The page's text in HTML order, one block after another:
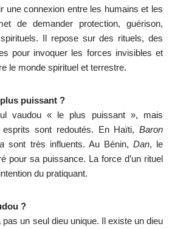
une connexion entre les humains et les
de demander protection, guérison,
Il repose sur des rituels, des
pour invoquer les forces invisibles et
le monde spirituel et terrestre.
puissant ?
vaudou « le plus puissant », mais
sont redoutés. En Haïti, Baron
sont très influents. Au Bénin, Dan, le
pour sa puissance. La force d’un rituel
du pratiquant.
?
pas un seul dieu unique. Il existe un dieu